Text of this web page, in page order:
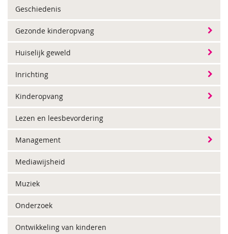
Geschiedenis
Gezonde kinderopvang
Huiselijk geweld
Inrichting
Kinderopvang
Lezen en leesbevordering
Management
Mediawijsheid
Muziek
Onderzoek
Ontwikkeling van kinderen